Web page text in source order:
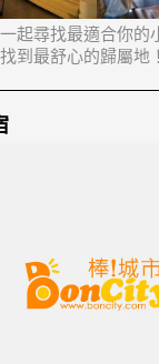
起尋找最適合你的
到最舒心的歸屬地！